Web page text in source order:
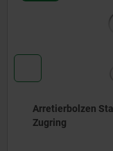
Stahl oder